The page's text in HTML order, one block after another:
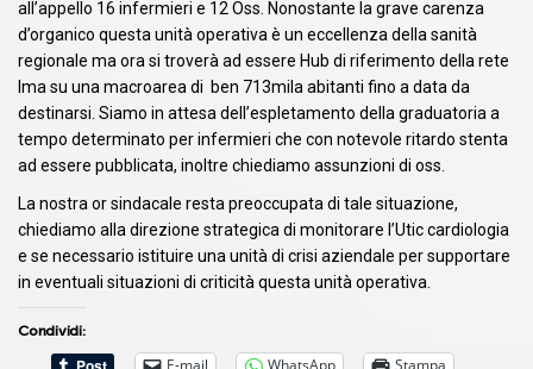
all’appello 16 infermieri e 12 Oss. Nonostante la grave carenza
d’organico questa unità operativa è un eccellenza della sanità
regionale ma ora si troverà ad essere Hub di riferimento della rete
Ima su una macroarea di ben 713mila abitanti fino a data da
destinarsi. Siamo in attesa dell’espletamento della graduatoria a
tempo determinato per infermieri che con notevole ritardo stenta
ad essere pubblicata, inoltre chiediamo assunzioni di oss.
La nostra or sindacale resta preoccupata di tale situazione,
chiediamo alla direzione strategica di monitorare l’Utic cardiologia
e se necessario istituire una unità di crisi aziendale per supportare
in eventuali situazioni di criticità questa unità operativa.
Condividi: